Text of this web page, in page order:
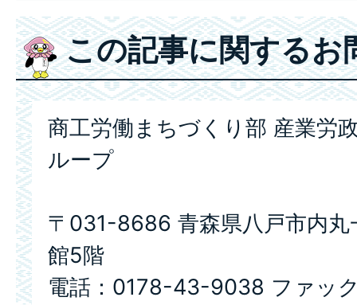
この記事に関するお
商工労働まちづくり部 産業労
ループ
〒031-8686 青森県八戸市内丸
館5階
電話：0178-43-9038 ファッ